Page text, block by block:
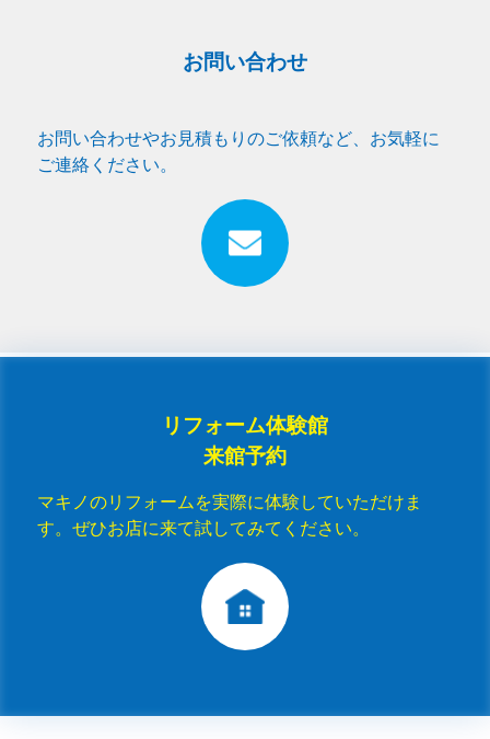
お問い合わせ
お問い合わせやお見積もりのご依頼など、お気軽に
ご連絡ください。
リフォーム体験館
来館予約
マキノのリフォームを実際に体験していただけま
す。ぜひお店に来て試してみてください。